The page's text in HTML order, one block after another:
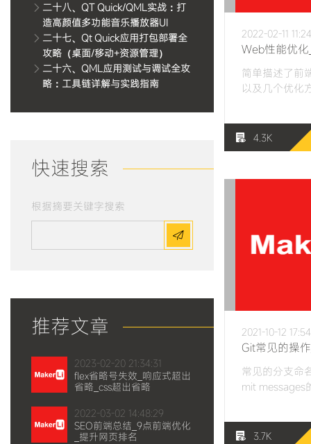
二十八、QT Quick/QML实战：打
造高颜值多功能音乐播放器UI
二十七、Qt Quick应用打包部署全
攻略（桌面/移动+资源管理）
二十六、QML应用测试与调试全攻
略：工具链详解与实践指南
快速搜索
根据摘要关键字搜索
推荐文章
2023-02-20 21:34:31
flex省略号失效_响应式超出
省略_css超出省略
2022-03-02 14:48:29
SEO前端总结_9点前端优化
_提升网页排名
2022-02-11
简单描述了前
以及几个优化
4.3K
2021-10-12
常见的分支命
mit messages
3.7K